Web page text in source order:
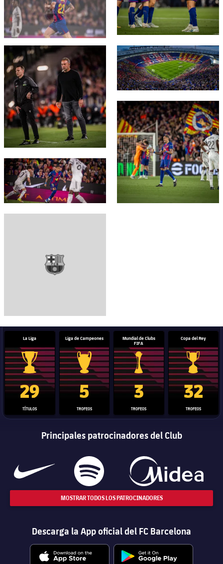
FC Barcelona club badge
FC Barcelona club badge
FC Barcelona club badge
FC Barcelona club badge
La Liga
Trofeo de La Liga
29
TÍTULOS
Liga de Campeones
Trofeo de la Liga de Campeones
5
TROFEOS
Mundial de Clubs
FIFA
Trofeo del Mundial de
3
TROFEOS
Copa del Rey
Copa del
32
TROFEOS
Principales patrocinadores del Club
MOSTRAR TODOS LOS PATROCINADORES
Descarga la App oficial del FC Barcelona